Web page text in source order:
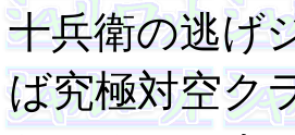
十兵衛の逃げ
ば究極対空ク